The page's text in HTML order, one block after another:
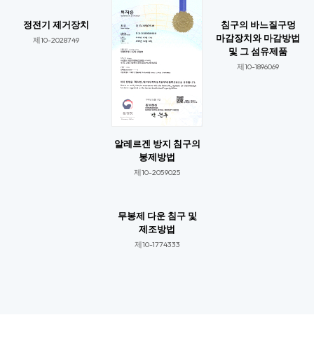
정전기 제거장치
제10-2028749​
알레르겐 방지 침구의
봉제방법
제10-2059025​​
침구의 바느질구멍
마감장치와 마감방법
및 그 섬유제품
제10-1896069​​
무봉제 다운 침구 및
제조방법
제10-1774333​​